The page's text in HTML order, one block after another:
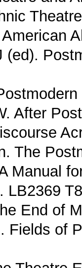
(ed).
After
The
Manual
LB2369
End of
Fields of